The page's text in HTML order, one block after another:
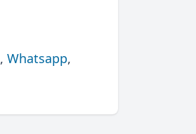
, Whatsapp,